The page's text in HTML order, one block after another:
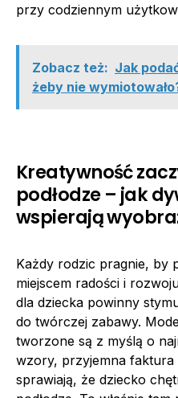
przy codziennym
Zobacz też: Jak
żeby nie
Kreatywność
podłodze – jak
wspierają
Każdy rodzic pragnie, by
miejscem radości i
dla dziecka powinny
do twórczej zabawy.
tworzone są z myślą o
wzory, przyjemna faktura
sprawiają, że dziecko